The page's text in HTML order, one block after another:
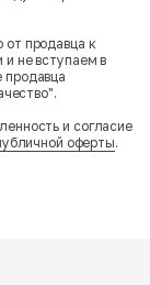
от продавца к
не вступаем в
и согласие
оферты.